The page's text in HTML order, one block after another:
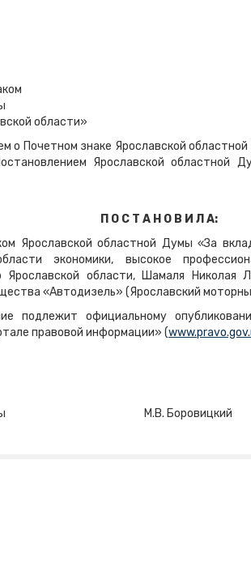
области»
о Почетном знаке Ярославской
Ярославской
П О С Т А Н О В И Л А:
Ярославской областной Думы «За
экономики, высокое
области, Шамаля Николая
«Автодизель» (Ярославский
подлежит официальному
правовой информации» (
Думы М.В. Боровицкий